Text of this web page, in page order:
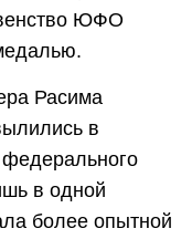
ЮФО
Расима
в
в одной
более опытной